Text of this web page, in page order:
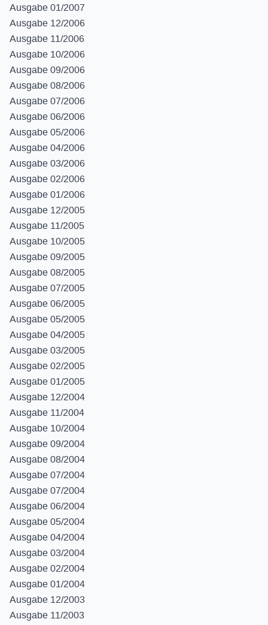
Ausgabe 01/2007
Ausgabe 12/2006
Ausgabe 11/2006
Ausgabe 10/2006
Ausgabe 09/2006
Ausgabe 08/2006
Ausgabe 07/2006
Ausgabe 06/2006
Ausgabe 05/2006
Ausgabe 04/2006
Ausgabe 03/2006
Ausgabe 02/2006
Ausgabe 01/2006
Ausgabe 12/2005
Ausgabe 11/2005
Ausgabe 10/2005
Ausgabe 09/2005
Ausgabe 08/2005
Ausgabe 07/2005
Ausgabe 06/2005
Ausgabe 05/2005
Ausgabe 04/2005
Ausgabe 03/2005
Ausgabe 02/2005
Ausgabe 01/2005
Ausgabe 12/2004
Ausgabe 11/2004
Ausgabe 10/2004
Ausgabe 09/2004
Ausgabe 08/2004
Ausgabe 07/2004
Ausgabe 07/2004
Ausgabe 06/2004
Ausgabe 05/2004
Ausgabe 04/2004
Ausgabe 03/2004
Ausgabe 02/2004
Ausgabe 01/2004
Ausgabe 12/2003
Ausgabe 11/2003